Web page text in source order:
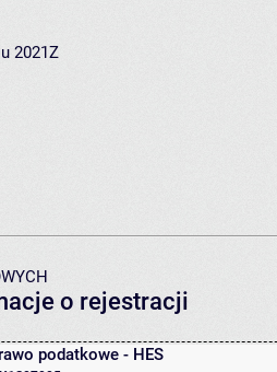
2021Z
o rejestracji
podatkowe - HES